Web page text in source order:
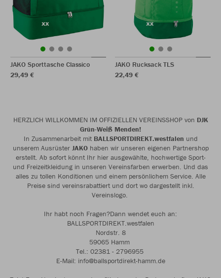
JAKO Sporttasche Classico
29,49 €
JAKO Rucksack TLS
22,49 €
HERZLICH WILLKOMMEN IM OFFIZIELLEN VEREINSSHOP von DJK
Grün-Weiß Menden!
In Zusammenarbeit mit BALLSPORTDIREKT.westfalen und
unserem Ausrüster JAKO haben wir unseren eigenen Partnershop
erstellt. Ab sofort könnt Ihr hier ausgewählte, hochwertige Sport-
und Freizeitkleidung in unseren Vereinsfarben erwerben. Und das
alles zu tollen Konditionen und einem persönlichem Service. Alle
Preise sind vereinsrabattiert und dort wo dargestellt inkl.
Vereinslogo.
Ihr habt noch Fragen?Dann wendet euch an:
BALLSPORTDIREKT.westfalen
Nordstr. 8
59065 Hamm
Tel.: 02381 - 2796955
E-Mail: info@ballsportdirekt-hamm.de